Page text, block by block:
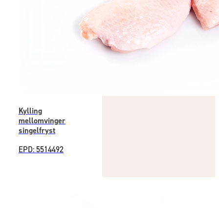
Kylling
mellomvinger
singelfryst
EPD: 5514492